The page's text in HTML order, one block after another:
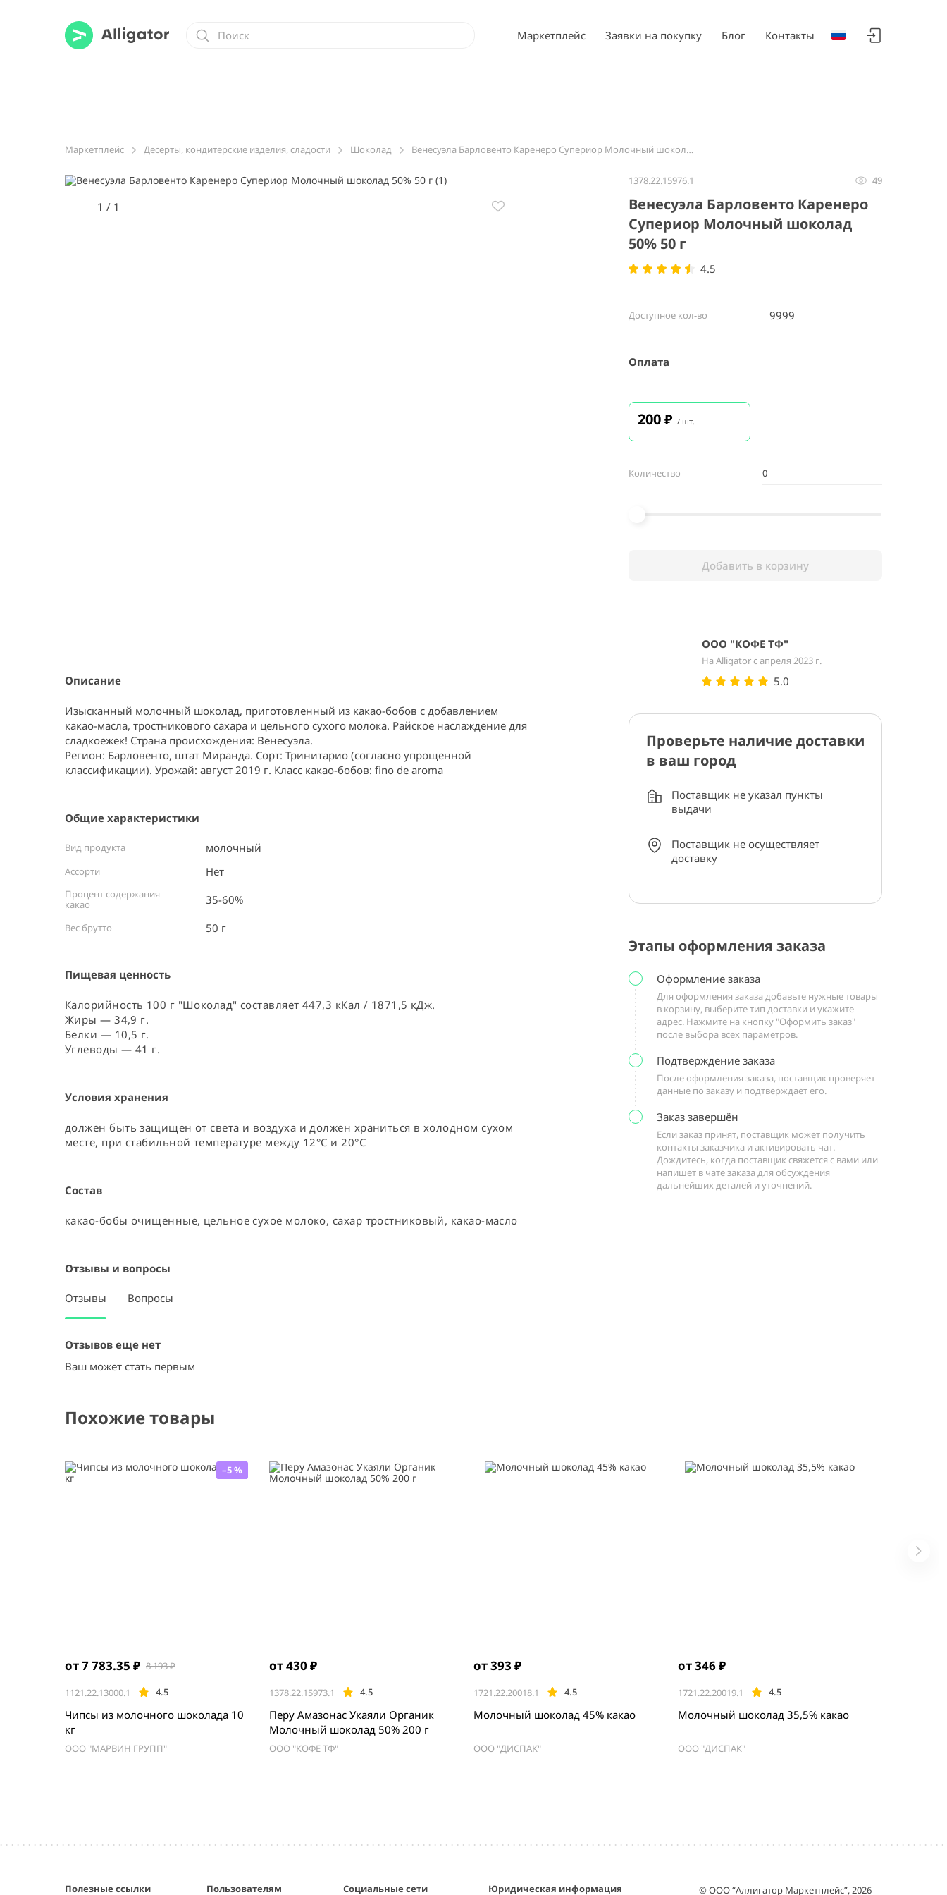
Маркетплейс Заявки на покупку Блог Контакты
Маркетплейс Десерты, кондитерские изделия, сладости Шоколад Венесуэла Барловенто Каренеро Супериор Молочный шоколад 50% 50 г
1 / 1
1
Описание
Изысканный молочный шоколад, приготовленный из какао-бобов с добавлением
какао-масла, тростникового сахара и цельного сухого молока. Райское наслаждение для
сладкоежек! Страна происхождения: Венесуэла.
Регион: Барловенто, штат Миранда. Сорт: Тринитарио (согласно упрощенной
классификации). Урожай: август 2019 г. Класс какао-бобов: fino de aroma
Общие характеристики
Вид продукта молочный
Ассорти Нет
Процент содержания
какао
35-60%
Вес брутто 50 г
Пищевая ценность
Калорийность 100 г "Шоколад" составляет 447,3 кКал / 1871,5 кДж.
Жиры — 34,9 г.
Белки — 10,5 г.
Углеводы — 41 г.
Условия хранения
должен быть защищен от света и воздуха и должен храниться в холодном сухом
месте, при стабильной температуре между 12°С и 20°C
Состав
какао-бобы очищенные, цельное сухое молоко, сахар тростниковый, какао-масло
Отзывы и вопросы
Отзывы Вопросы
Отзывов еще нет
Ваш может стать первым
1378.22.15976.1 49
Венесуэла Барловенто Каренеро
Супериор Молочный шоколад
50% 50 г
4.5
Доступное кол-во 9999
Оплата
200₽ / шт.
Количество
Добавить в корзину
ООО "КОФЕ ТФ"
На Alligator с апреля 2023 г.
5.0
Проверьте наличие доставки
в ваш город
Поставщик не указал пункты
выдачи
Поставщик не осуществляет
доставку
Этапы оформления заказа
Оформление заказа
Для оформления заказа добавьте нужные товары
в корзину, выберите тип доставки и укажите
адрес. Нажмите на кнопку "Оформить заказ"
после выбора всех параметров.
Подтверждение заказа
После оформления заказа, поставщик проверяет
данные по заказу и подтверждает его.
Заказ завершён
Если заказ принят, поставщик может получить
контакты заказчика и активировать чат.
Дождитесь, когда поставщик свяжется с вами или
напишет в чате заказа для обсуждения
дальнейших деталей и уточнений.
Похожие товары
–5 %
от 7 783.35 ₽ 8 193 ₽
1121.22.13000.1 4.5
Чипсы из молочного шоколада 10
кг
ООО "МАРВИН ГРУПП"
от 430 ₽
1378.22.15973.1 4.5
Перу Амазонас Укаяли Органик
Молочный шоколад 50% 200 г
ООО "КОФЕ ТФ"
от 393 ₽
1721.22.20018.1 4.5
Молочный шоколад 45% какао
ООО "ДИСПАК"
от 346 ₽
1721.22.20019.1 4.5
Молочный шоколад 35,5% какао
ООО "ДИСПАК"
Полезные ссылки Пользователям Социальные сети Юридическая информация © ООО “Аллигатор Маркетплейс”, 2026